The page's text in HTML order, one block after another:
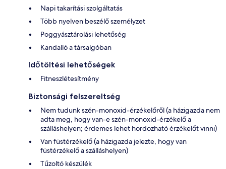
Napi takarítási szolgáltatás
Több nyelven beszélő személyzet
Poggyásztárolási lehetőség
Kandalló a társalgóban
Időtöltési lehetőségek
Fitneszlétesítmény
Biztonsági felszereltség
Nem tudunk szén-monoxid-érzékelőről (a házigazda nem
adta meg, hogy van-e szén-monoxid-érzékelő a
szálláshelyen; érdemes lehet hordozható érzékelőt vinni)
Van füstérzékelő (a házigazda jelezte, hogy van
füstérzékelő a szálláshelyen)
Tűzoltó készülék